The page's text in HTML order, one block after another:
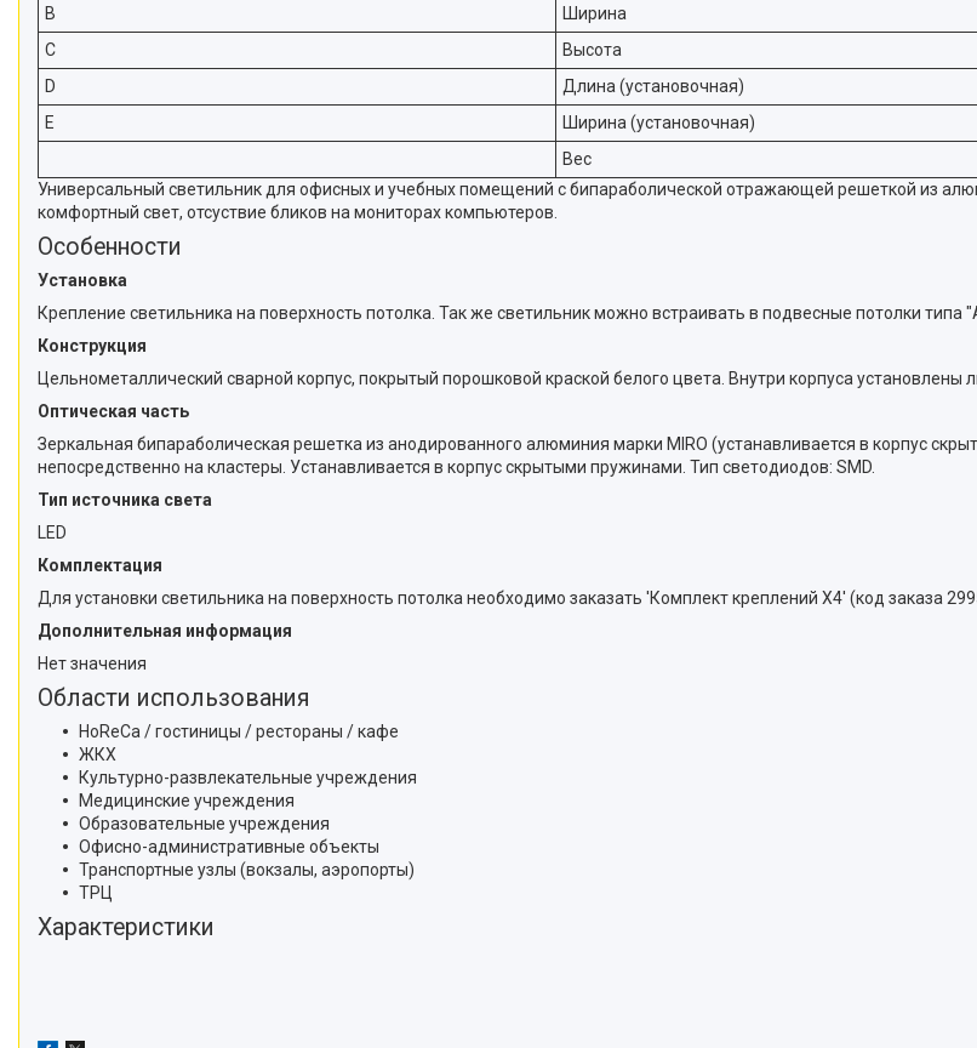
B
Ширина
C
Высота
D
Длина (установочная)
E
Ширина (установочная)
Вес
Универсальный светильник для офисных и учебных помещений с бипараболической отражающей решеткой из
комфортный свет, отсуствие бликов на мониторах компьютеров.
Особенности
Установка
Крепление светильника на поверхность потолка. Так же светильник можно встраивать в подвесные потолки
Конструкция
Цельнометаллический сварной корпус, покрытый порошковой краской белого цвета. Внутри корпуса
Оптическая часть
Зеркальная бипараболическая решетка из анодированного алюминия марки MIRO (устанавливается в корпус
непосредственно на кластеры. Устанавливается в корпус скрытыми пружинами. Тип светодиодов: SMD.
Тип источника света
LED
Комплектация
Для установки светильника на поверхность потолка необходимо заказать 'Комплект креплений Х4' (код заказа
Дополнительная информация
Нет значения
Области использования
HoReCa / гостиницы / рестораны / кафе
ЖКХ
Культурно-развлекательные учреждения
Медицинские учреждения
Образовательные учреждения
Офисно-административные объекты
Транспортные узлы (вокзалы, аэропорты)
ТРЦ
Характеристики